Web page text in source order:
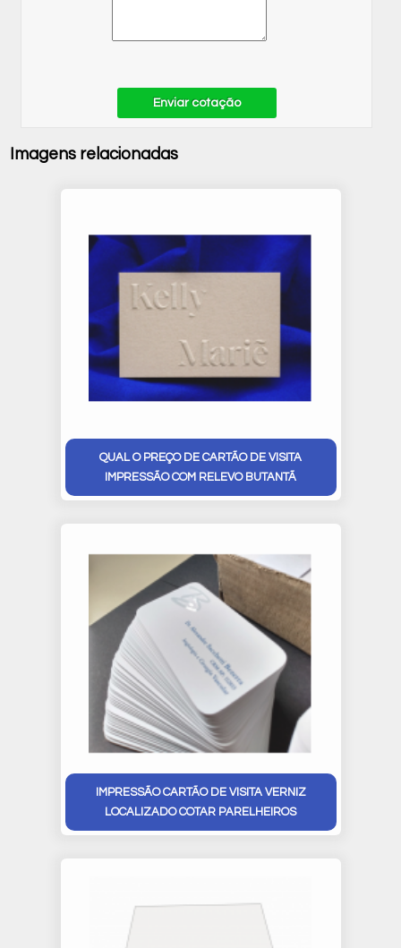
Enviar cotação
Imagens relacionadas
QUAL O PREÇO DE CARTÃO DE VISITA
IMPRESSÃO COM RELEVO BUTANTÃ
IMPRESSÃO CARTÃO DE VISITA VERNIZ
LOCALIZADO COTAR PARELHEIROS